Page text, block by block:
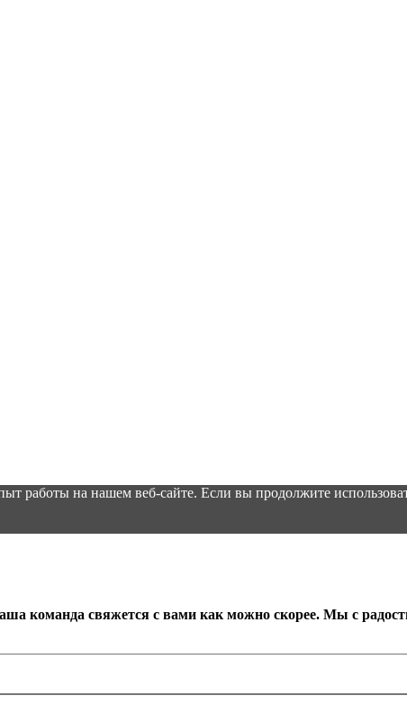
работы на нашем веб-сайте. Если вы продолжите
команда свяжется с вами как можно скорее. Мы с